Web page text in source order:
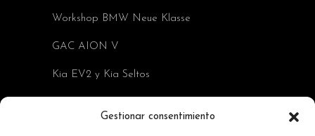
Gestionar consentimiento
Workshop BMW Neue Klasse
GAC AION V
Kia EV2 y Kia Seltos